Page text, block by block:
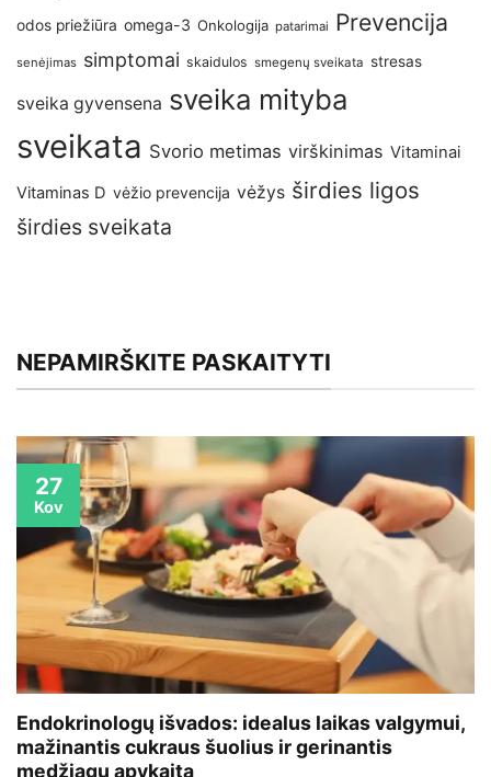
odos priežiūra omega-3 Onkologija patarimai Prevencija
senėjimas simptomai skaidulos smegenų sveikata stresas
sveika gyvensena sveika mityba
sveikata Svorio metimas virškinimas Vitaminai
Vitaminas D vėžio prevencija vėžys širdies ligos
širdies sveikata
NEPAMIRŠKITE PASKAITYTI
Endokrinologų išvados: idealus laikas valgymui,
mažinantis cukraus šuolius ir gerinantis
medžiagų apykaitą
27
Kov